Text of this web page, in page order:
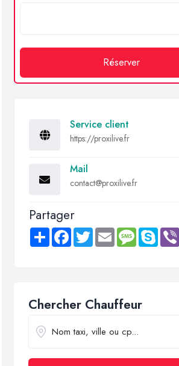
Réserver
Service client
https://proxilive.fr
Mail
contact@proxilive.fr
Partager
Share FacebookTwitter Email MessageSkype
Chercher Chauffeur